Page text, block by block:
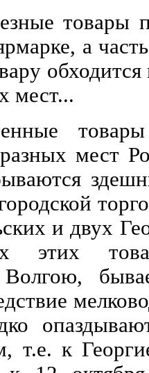
товары
а
мест...
мест
и двух
этих
т.е. к